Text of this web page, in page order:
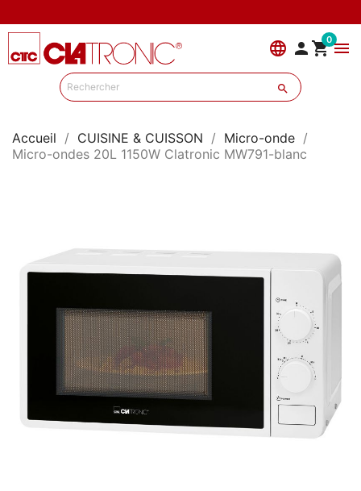
language  0menu

Accueil CUISINE & CUISSON
Micro-onde
Micro-ondes 20L 1150W Clatronic MW791-blanc